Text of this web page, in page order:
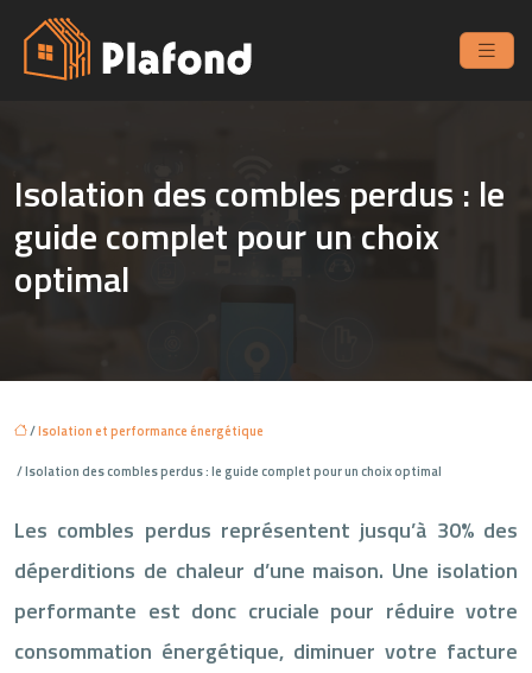
Isolation des combles perdus : le
guide complet pour un choix
optimal
/Isolation et performance énergétique
/ Isolation des combles perdus : le guide complet pour un choix optimal
Les combles perdus représentent jusqu’à 30% des
déperditions de chaleur d’une maison. Une isolation
performante est donc cruciale pour réduire votre
consommation énergétique, diminuer votre facture